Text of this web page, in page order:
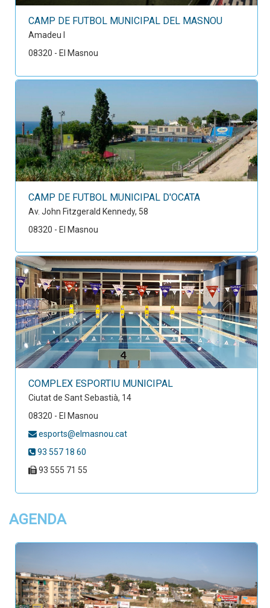
CAMP DE FUTBOL MUNICIPAL DEL MASNOU
Amadeu I
08320 - El Masnou
CAMP DE FUTBOL MUNICIPAL D'OCATA
Av. John Fitzgerald Kennedy, 58
08320 - El Masnou
COMPLEX ESPORTIU MUNICIPAL
Ciutat de Sant Sebastià, 14
08320 - El Masnou
esports@elmasnou.cat
93 557 18 60
93 555 71 55
AGENDA